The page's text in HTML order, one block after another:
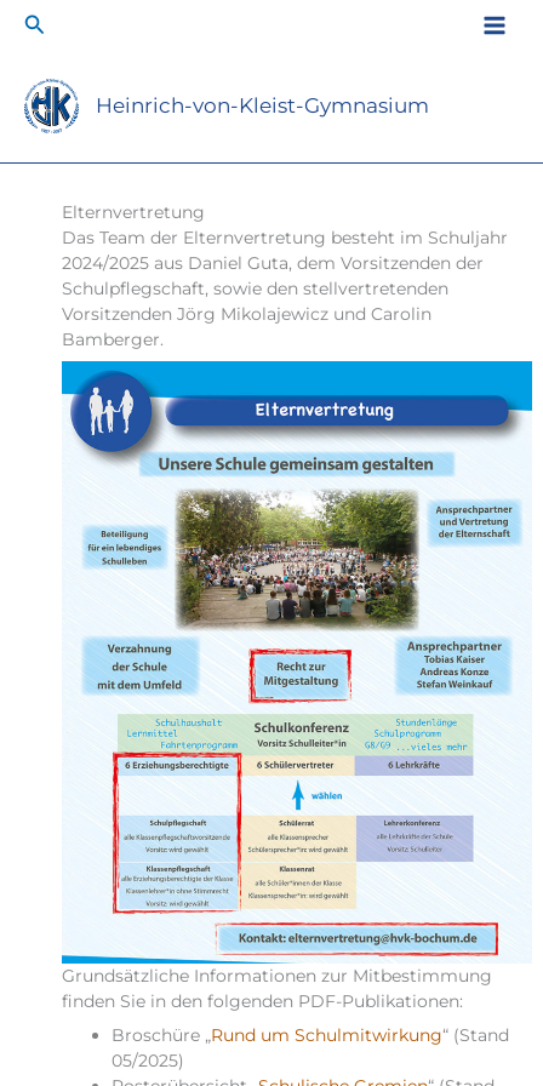
Zum
Inhalt
Suchen
Heinrich-von-Kleist-Gymnasium
Elternvertretung
Das Team der Elternvertretung besteht im Schuljahr
2024/2025 aus Daniel Guta, dem Vorsitzenden der
Schulpflegschaft, sowie den stellvertretenden
Vorsitzenden Jörg Mikolajewicz und Carolin
Bamberger.
Grundsätzliche Informationen zur Mitbestimmung
finden Sie in den folgenden PDF-Publikationen:
Broschüre „Rund um Schulmitwirkung“ (Stand
05/2025)